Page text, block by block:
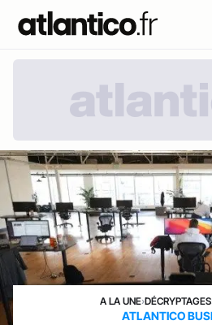
A LA UNE›DÉCRYPTAGES
ATLANTICO